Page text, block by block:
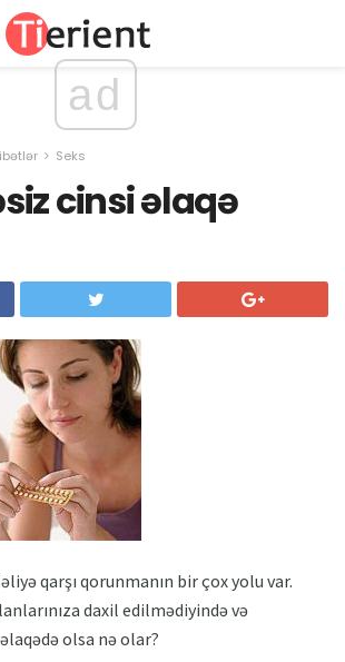
ad
Seks
cinsi əlaqə
qarşı qorunmanın bir çox yolu var.
daxil edilmədiyində və
olsa nə olar?